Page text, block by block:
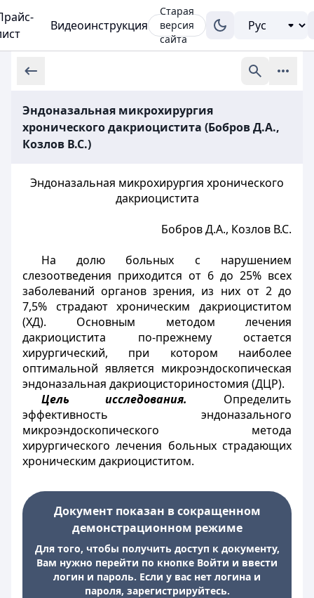
Видеоинструкция
Старая
версия
сайта
Эндоназальная микрохирургия
хронического дакриоцистита (Бобров Д.А.,
Козлов В.С.)
Эндоназальная микрохирургия хронического
дакриоцистита
Бобров Д.А., Козлов В.С.
На долю больных с нарушением
слезоотведения приходится от 6 до 25% всех
заболеваний органов зрения, из них от 2 до
7,5% страдают хроническим дакриоциститом
(ХД). Основным методом лечения
дакриоцистита по-прежнему остается
хирургический, при котором наиболее
оптимальной является микроэндоскопическая
эндоназальная дакриоцисториностомия (ДЦР).
Цель исследования. Определить
эффективность эндоназального
микроэндоскопического метода
хирургического лечения больных страдающих
хроническим дакриоциститом.
Документ показан в сокращенном
демонстрационном режиме
Для того, чтобы получить доступ к документу,
Вам нужно перейти по кнопке Войти и ввести
логин и пароль. Если у вас нет логина и
пароля, зарегистрируйтесь.